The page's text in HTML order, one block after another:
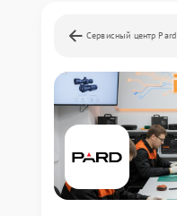
Сервисный центр Pard